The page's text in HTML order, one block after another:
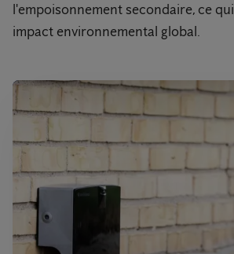
l'empoisonnement secondaire, ce
impact environnemental global.